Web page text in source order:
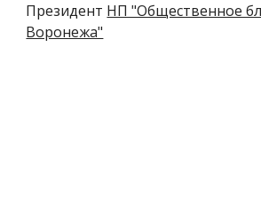
Президент НП "Общественное
Воронежа"